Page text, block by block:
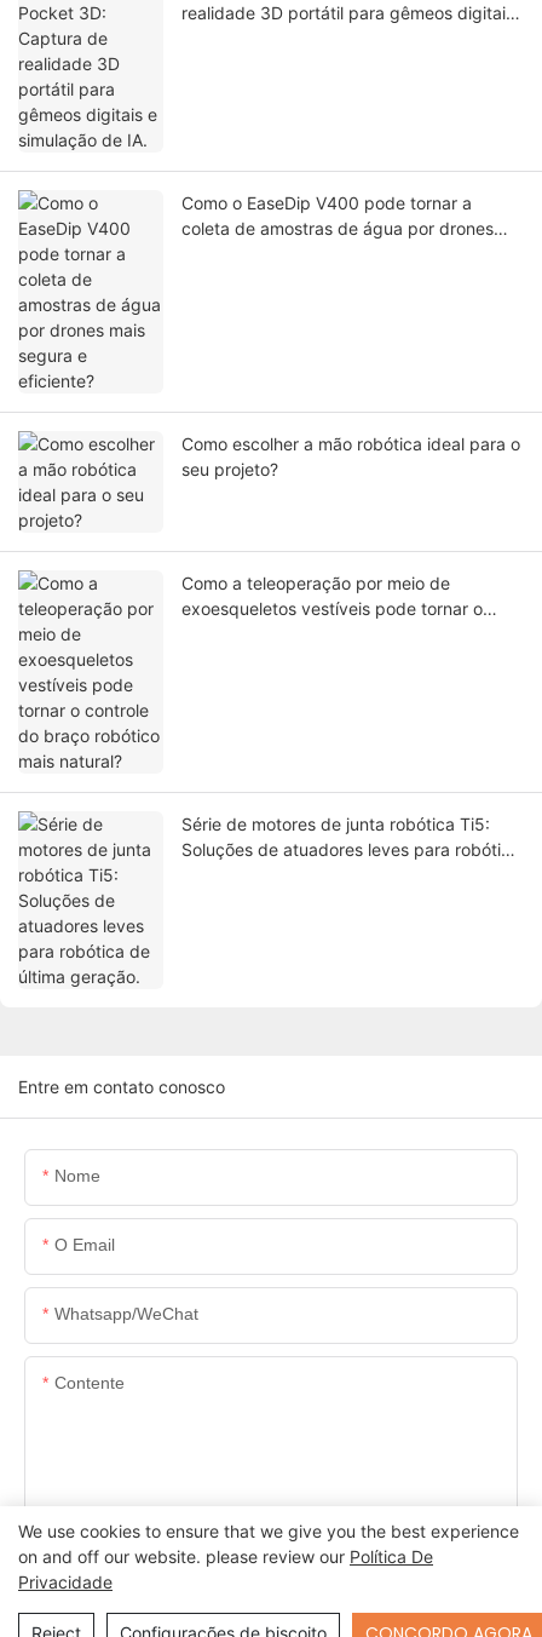
realidade 3D portátil para gêmeos digitais
Como o EaseDip V400 pode tornar a
coleta de amostras de água por drones
Como escolher a mão robótica ideal para o
seu projeto?
Como a teleoperação por meio de
exoesqueletos vestíveis pode tornar o
Série de motores de junta robótica Ti5:
Soluções de atuadores leves para robótica
Entre em contato conosco
Nome
O Email
Whatsapp/WeChat
Contente
ENVIAR INQUÉRITO AGORA
Send Inquiry
We use cookies to ensure that we give you the best experience
on and off our website. please review our Política De
Privacidade
Reject Configurações de biscoito